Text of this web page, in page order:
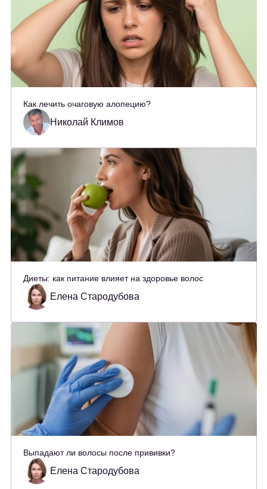
Как лечить очаговую алопецию?
Николай Климов
Диеты: как питание влияет на здоровье волос
Елена Стародубова
Выпадают ли волосы после прививки?
Елена Стародубова